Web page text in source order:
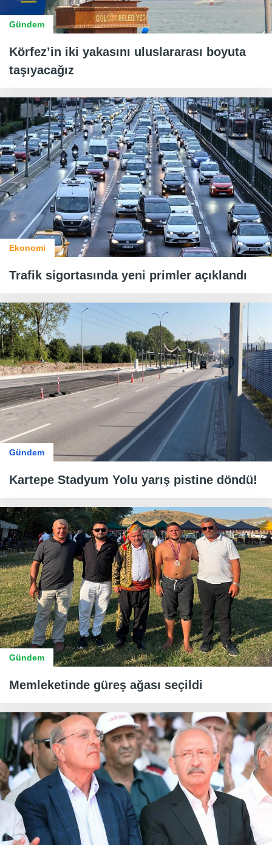
Gündem
Körfez’in iki yakasını uluslararası boyuta
taşıyacağız
Ekonomi
Trafik sigortasında yeni primler açıklandı
Gündem
Kartepe Stadyum Yolu yarış pistine döndü!
Gündem
Memleketinde güreş ağası seçildi